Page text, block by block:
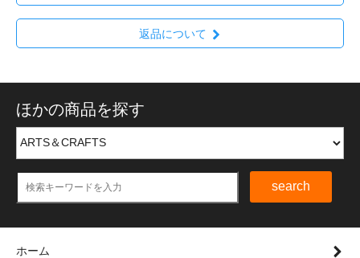
返品について
ほかの商品を探す
search
ホーム